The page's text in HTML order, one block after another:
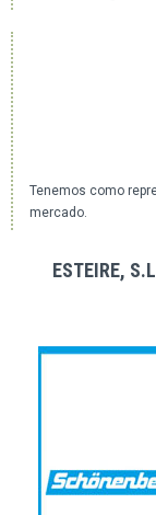
Tenemos como
mercado.
ESTEIRE,